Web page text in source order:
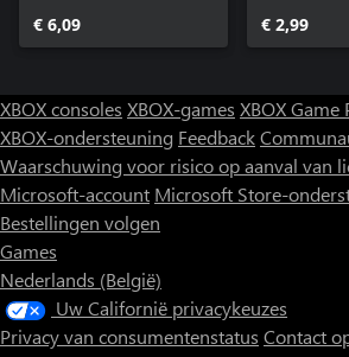
€ 6,09 € 2,99
XBOX consoles XBOX-games XBOX Game
XBOX-ondersteuning Feedback
Waarschuwing voor risico op aanval van
Microsoft-account Microsoft Store-
Bestellingen volgen
Games
Nederlands (België)
Uw Californië privacykeuzes
Privacy van consumentenstatus Contact